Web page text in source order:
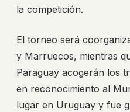
la competición.
El torneo será
y Marruecos, mientras
Paraguay acogerán los
en reconocimiento al
lugar en Uruguay y fue